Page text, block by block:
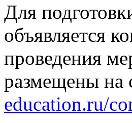
Для
объявляется
проведения
размещены на
education.ru/